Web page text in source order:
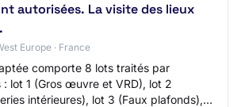
autorisées. La visite des lieux
Europe · France
comporte 8 lots traités par
: lot 1 (Gros œuvre et VRD), lot 2
intérieures), lot 3 (Faux plafonds),